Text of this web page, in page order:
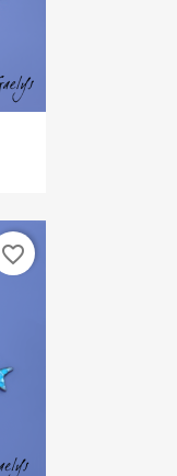
favorite_border